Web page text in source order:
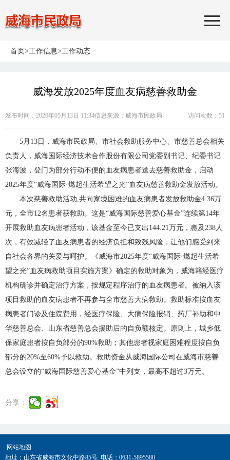
首页>工作信息>工作动态
威海发放2025年度血友病慈善救助金
发布时间：2026年05月13日 11:34信息来源： 威海市民政局 访问次数： 51
5月13日，威海市民政局、市社会救助服务中心、市慈善总会相关
负责人，威海国际经济技术合作股份有限公司党委副书记、纪委书记
张海波，登门为部分行动不便的血友病患者送去慈善救助金，启动
2025年度“威海国际·燃起生活希望之光”血友病慈善救助金发放活动。
本次慈善救助活动,共向家境困难的血友病患者发放救助金4.36万
元，全市12名患者获救助。这是“威海国际慈善爱心基金”连续第14年
开展救助血友病患者活动，该基金至今已支出144.21万元，惠及238人
次，有效减轻了血友病患者的经济负担和致残风险，让他们感受到来
自社会各界的关爱与呵护。《威海市2025年度“威海国际·燃起生活希
望之光”血友病救助项目实施方案》确定的救助对象为，威海籍经医疗
机构确诊并确定治疗方案，按规定程序治疗的血友病患者。被纳入该
项目救助的血友病患者不再参与全市慈善大病救助。救助标准按血友
病患者门诊及住院费用，经医疗保险、大病保险报销、药厂补助和中
华慈善总会、山东省慈善总会援助后的自负额核定。原则上，城乡低
保家庭患者按自负部分的90%救助；其他患者视家庭困难程度按自负
部分的20%至60%予以救助。救助资金从威海国际公司在威海市慈善
总会设立的“威海国际慈善爱心基金”中列支，最高不超过3万元。
分享：
网站地图
地址：山东省威海市文化中路85号 电话：0631-5895580